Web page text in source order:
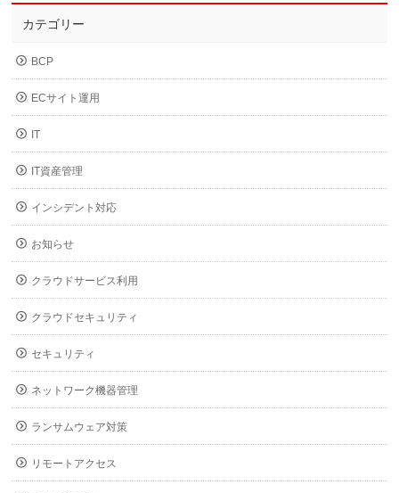
カテゴリー
BCP
ECサイト運用
IT
IT資産管理
インシデント対応
お知らせ
クラウドサービス利用
クラウドセキュリティ
セキュリティ
ネットワーク機器管理
ランサムウェア対策
リモートアクセス